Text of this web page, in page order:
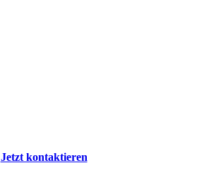
Jetzt kontaktieren